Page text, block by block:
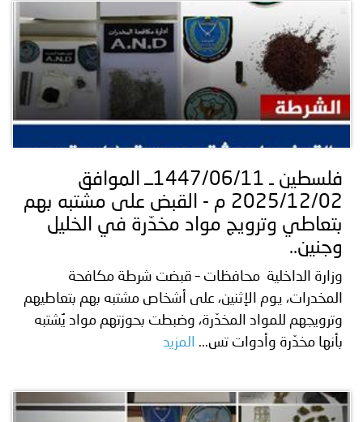
فلسطين ـ 1447/06/11ــ الموافق
2025/12/02 م - القبض على مشتبه بهم
بتعاطي وترويج مواد مخدّرة في الخليل
وجنين..
وزارة الداخلية محافظات – قبضت شرطة مكافحة
المخدرات، يوم الإثنين، على أشخاص مشتبه بهم بتعاطيهم
وترويجهم للمواد المخدّرة، وضبطت بحوزتهم مواد يُشتبه
بأنها مخدّرة وأدوات تس...
المزيد